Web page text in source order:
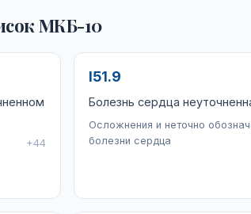
МКБ-10
+44
I51.9
Болезнь сердца
Осложнения и неточно
болезни сердца